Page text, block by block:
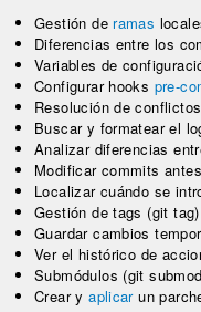
Gestión de ramas
Diferencias entre los
Variables de
Configurar hooks pre-
Resolución de
Buscar y formatear el
Analizar diferencias
Modificar commits
Localizar cuándo se
Gestión de tags (git
Guardar cambios
Ver el histórico de
Submódulos (git
Crear yaplicarun